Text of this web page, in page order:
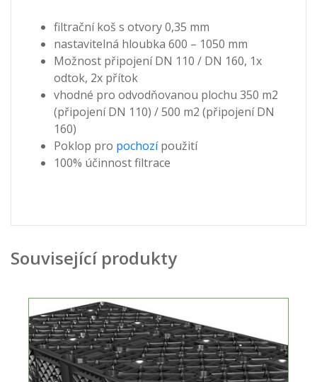
filtrační koš s otvory 0,35 mm
nastavitelná hloubka 600 – 1050 mm
Možnost připojení DN 110 / DN 160, 1x
odtok, 2x přítok
vhodné pro odvodňovanou plochu 350 m2
(připojení DN 110) / 500 m2 (připojení DN
160)
Poklop pro pochozípoužití
100% účinnost filtrace
Související produkty